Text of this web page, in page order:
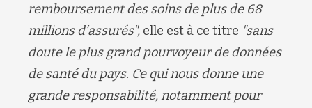
remboursement des soins de plus de 68
millions d’assurés", elle est à ce titre "sans
doute le plus grand pourvoyeur de données
de santé du pays. Ce qui nous donne une
grande responsabilité, notamment pour